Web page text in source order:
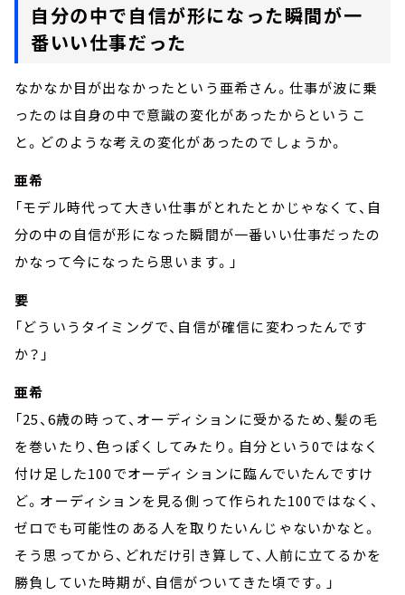
自分の中で自信が形になった瞬間が一
番いい仕事だった
なかなか目が出なかったという亜希さん。仕事が波に乗
ったのは自身の中で意識の変化があったからというこ
と。どのような考えの変化があったのでしょうか。
亜希
「モデル時代って大きい仕事がとれたとかじゃなくて、自
分の中の自信が形になった瞬間が一番いい仕事だったの
かなって今になったら思います。」
要
「どういうタイミングで、自信が確信に変わったんです
か？」
亜希
「25、6歳の時って、オーディションに受かるため、髪の毛
を巻いたり、色っぽくしてみたり。自分という0ではなく
付け足した100でオーディションに臨んでいたんですけ
ど。オーディションを見る側って作られた100ではなく、
ゼロでも可能性のある人を取りたいんじゃないかなと。
そう思ってから、どれだけ引き算して、人前に立てるかを
勝負していた時期が、自信がついてきた頃です。」